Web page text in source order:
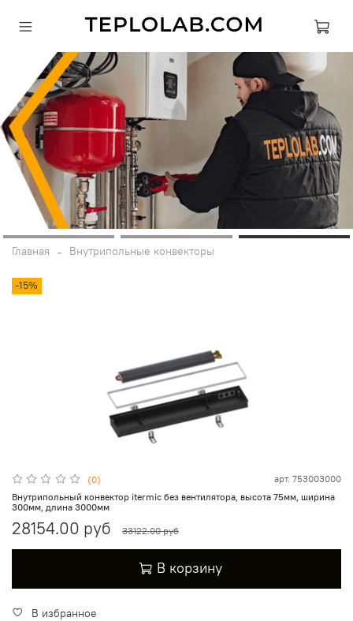
Главная Внутрипольные конвекторы
-15%
(0) арт. 753003000
Внутрипольный конвектор itermic без вентилятора, высота 75мм, ширина
300мм, длина 3000мм
28154.00 руб 33122.00 руб
В корзину
В избранное